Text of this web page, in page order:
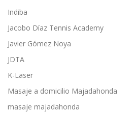
Indiba
Jacobo Díaz Tennis Academy
Javier Gómez Noya
JDTA
K-Laser
Masaje a domicilio Majadahonda
masaje majadahonda